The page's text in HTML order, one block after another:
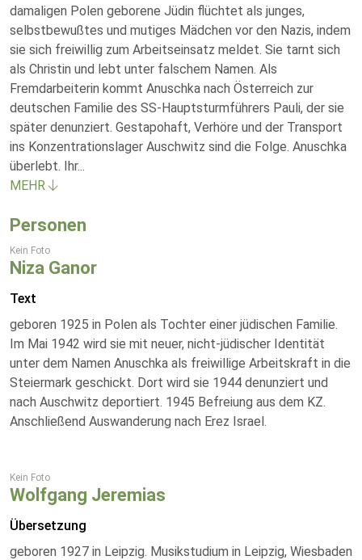
damaligen Polen geborene Jüdin flüchtet als junges,
selbstbewußtes und mutiges Mädchen vor den Nazis, indem
sie sich freiwillig zum Arbeitseinsatz meldet. Sie tarnt sich
als Christin und lebt unter falschem Namen. Als
Fremdarbeiterin kommt Anuschka nach Österreich zur
deutschen Familie des SS-Hauptsturmführers Pauli, der sie
später denunziert. Gestapohaft, Verhöre und der Transport
ins Konzentrationslager Auschwitz sind die Folge. Anuschka
überlebt. Ihr...
MEHR
Personen
Kein Foto
Niza Ganor
Text
geboren 1925 in Polen als Tochter einer jüdischen Familie.
Im Mai 1942 wird sie mit neuer, nicht-jüdischer Identität
unter dem Namen Anuschka als freiwillige Arbeitskraft in die
Steiermark geschickt. Dort wird sie 1944 denunziert und
nach Auschwitz deportiert. 1945 Befreiung aus dem KZ.
Anschließend Auswanderung nach Erez Israel.
Kein Foto
Wolfgang Jeremias
Übersetzung
geboren 1927 in Leipzig. Musikstudium in Leipzig, Wiesbaden